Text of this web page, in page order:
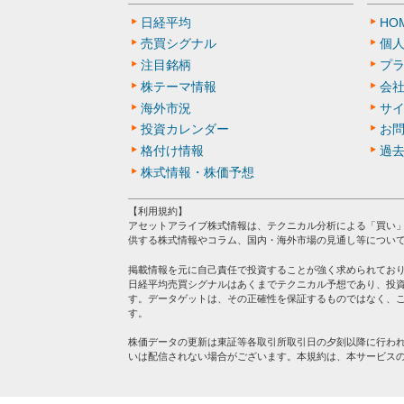
日経平均
売買シグナル
注目銘柄
株テーマ情報
海外市況
投資カレンダー
格付け情報
株式情報・株価予想
個
プ
会
サ
お
過
【利用規約】
アセットアライブ株式情報は、テクニカル分析による「買
供する株式情報やコラム、国内・海外市場の見通し等につい
掲載情報を元に自己責任で投資することが強く求められてお
日経平均売買シグナルはあくまでテクニカル予想であり、投
す。データゲットは、その正確性を保証するものではなく、
す。
株価データの更新は東証等各取引所取引日の夕刻以降に行わ
いは配信されない場合がございます。本規約は、本サービス